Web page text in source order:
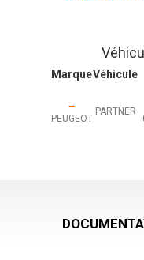
MarqueVéhicule
→
PEUGEOT
PARTNER